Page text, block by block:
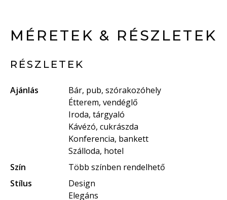
MÉRETEK & RÉSZLETEK
RÉSZLETEK
Ajánlás
Bár, pub, szórakozóhely
Étterem, vendéglő
Iroda, tárgyaló
Kávézó, cukrászda
Konferencia, bankett
Szálloda, hotel
Szín
Több színben rendelhető
Stílus
Design
Elegáns